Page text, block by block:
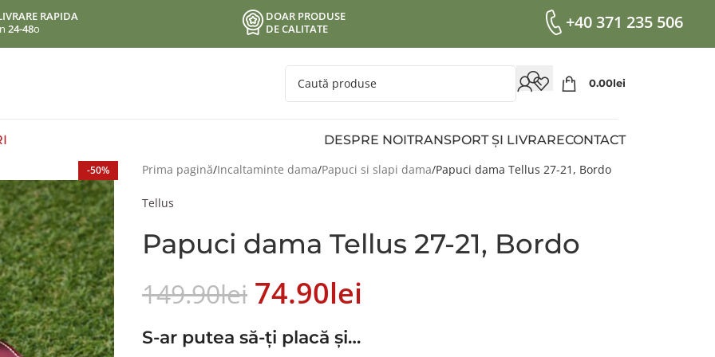
RAPIDA
24-48o
DOAR PRODUSE
DE CALITATE
+40 371 235 506
0.00Lei
DESPRE NOITRANSPORT ȘI LIVRARECONTACT
-50% Prima pagină Incaltaminte dama Papuci si slapi dama Papuci dama Tellus 27-21, Bordo
Tellus
Papuci dama Tellus 27-21, Bordo
149.90Lei 74.90Lei
S-ar putea să-ți placă și…